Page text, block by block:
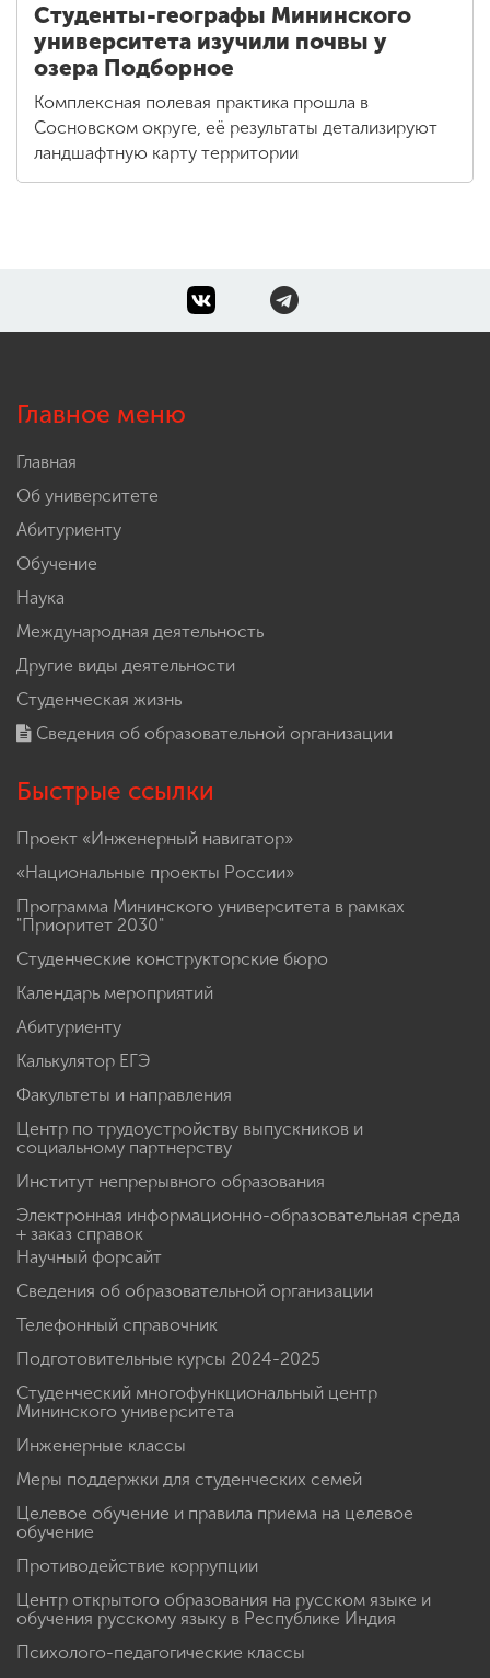
Студенты-географы Мининского
университета изучили почвы у
озера Подборное
Комплексная полевая практика прошла в
Сосновском округе, её результаты детализируют
ландшафтную карту территории
Главное меню
Главная
Об университете
Абитуриенту
Обучение
Наука
Международная деятельность
Другие виды деятельности
Студенческая жизнь
Сведения об образовательной организации
Быстрые ссылки
Проект «Инженерный навигатор»
«Национальные проекты России»
Программа Мининского университета в рамках
"Приоритет 2030"
Студенческие конструкторские бюро
Календарь мероприятий
Абитуриенту
Калькулятор ЕГЭ
Факультеты и направления
Центр по трудоустройству выпускников и
социальному партнерству
Институт непрерывного образования
Электронная информационно-образовательная среда
+ заказ справок
Научный форсайт
Сведения об образовательной организации
Телефонный справочник
Подготовительные курсы 2024-2025
Студенческий многофункциональный центр
Мининского университета
Инженерные классы
Меры поддержки для студенческих семей
Целевое обучение и правила приема на целевое
обучение
Противодействие коррупции
Центр открытого образования на русском языке и
обучения русскому языку в Республике Индия
Психолого-педагогические классы